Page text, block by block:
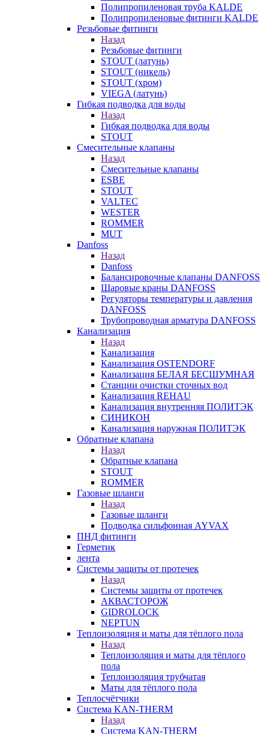
Полипропиленовая труба KALDE
Полипропиленовые фитинги KALDE
Резьбовые фитинги
Назад
Резьбовые фитинги
STOUT (латунь)
STOUT (никель)
STOUT (хром)
VIEGA (латунь)
Гибкая подводка для воды
Назад
Гибкая подводка для воды
STOUT
Смесительные клапаны
Назад
Смесительные клапаны
ESBE
STOUT
VALTEC
WESTER
ROMMER
MUT
Danfoss
Назад
Danfoss
Балансировочные клапаны DANFOSS
Шаровые краны DANFOSS
Регуляторы температуры и давления
DANFOSS
Трубопроводная арматура DANFOSS
Канализация
Назад
Канализация
Канализация OSTENDORF
Канализация БЕЛАЯ БЕСШУМНАЯ
Станции очистки сточных вод
Канализация REHAU
Канализация внутренняя ПОЛИТЭК
СИНИКОН
Канализация наружная ПОЛИТЭК
Обратные клапана
Назад
Обратные клапана
STOUT
ROMMER
Газовые шланги
Назад
Газовые шланги
Подводка сильфонная AYVAX
ПНД фитинги
Герметик
лента
Системы защиты от протечек
Назад
Системы защиты от протечек
АКВАСТОРОЖ
GIDROLOCK
NEPTUN
Теплоизоляция и маты для тёплого пола
Назад
Теплоизоляция и маты для тёплого
пола
Теплоизоляция трубчатая
Маты для тёплого пола
Теплосчётчики
Система KAN-THERM
Назад
Система KAN-THERM